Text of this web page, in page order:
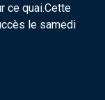
ce quai.Cette
le samedi